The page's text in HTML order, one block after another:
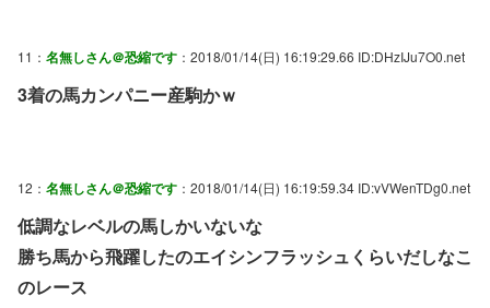
11： 名無しさん＠恐縮です ：2018/01/14(日) 16:19:29.66 ID:DHzIJu7O0.net
3着の馬カンパニー産駒かｗ
12： 名無しさん＠恐縮です ：2018/01/14(日) 16:19:59.34 ID:vVWenTDg0.net
低調なレベルの馬しかいないな
勝ち馬から飛躍したのエイシンフラッシュくらいだしなこ
のレース